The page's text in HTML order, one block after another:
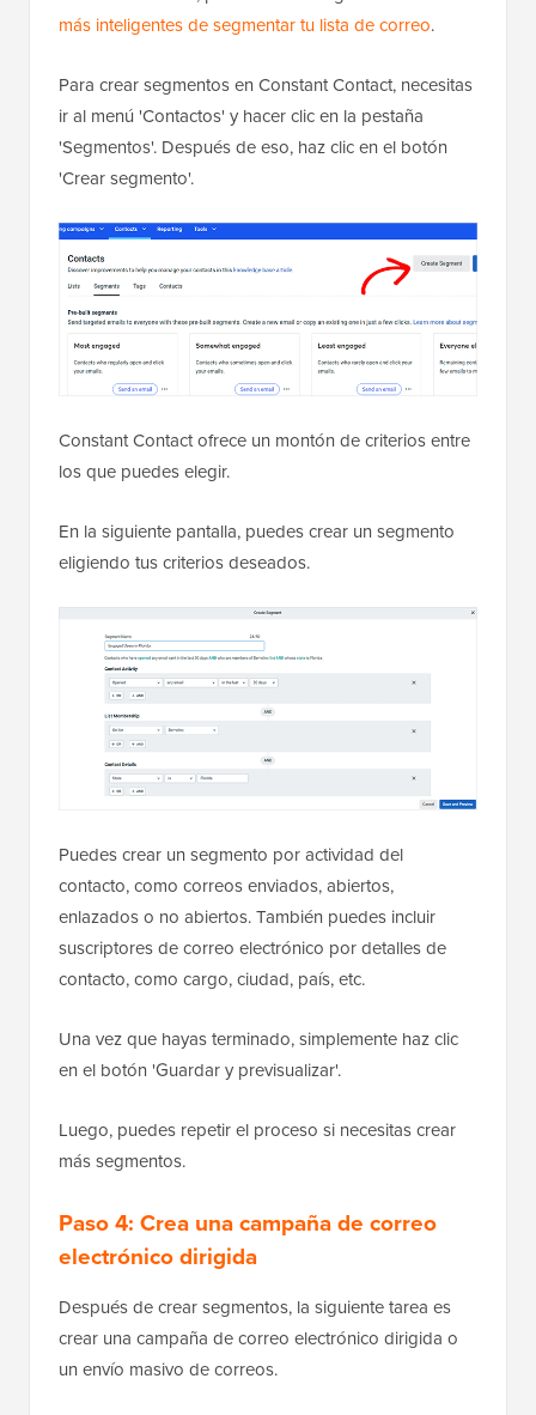
más inteligentes de segmentar tu lista de correo.
Para crear segmentos en Constant Contact, necesitas
ir al menú 'Contactos' y hacer clic en la pestaña
'Segmentos'. Después de eso, haz clic en el botón
'Crear segmento'.
Constant Contact ofrece un montón de criterios entre
los que puedes elegir.
En la siguiente pantalla, puedes crear un segmento
eligiendo tus criterios deseados.
Puedes crear un segmento por actividad del
contacto, como correos enviados, abiertos,
enlazados o no abiertos. También puedes incluir
suscriptores de correo electrónico por detalles de
contacto, como cargo, ciudad, país, etc.
Una vez que hayas terminado, simplemente haz clic
en el botón 'Guardar y previsualizar'.
Luego, puedes repetir el proceso si necesitas crear
más segmentos.
Paso 4: Crea una campaña de correo
electrónico dirigida
Después de crear segmentos, la siguiente tarea es
crear una campaña de correo electrónico dirigida o
un envío masivo de correos.